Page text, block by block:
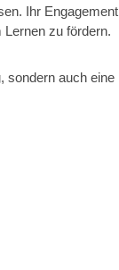
Ihr Engagement
zu fördern.
sondern auch eine